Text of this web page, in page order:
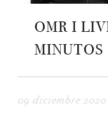
OMR I
MINUTOS
09 diciembre 2020